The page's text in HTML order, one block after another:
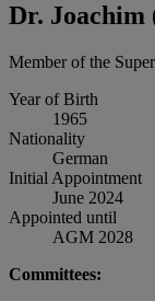
Dr. Joachim
Member of the
Year of Birth
1965
Nationality
German
Initial Appointment
June 2024
Appointed until
AGM 2028
Committees: